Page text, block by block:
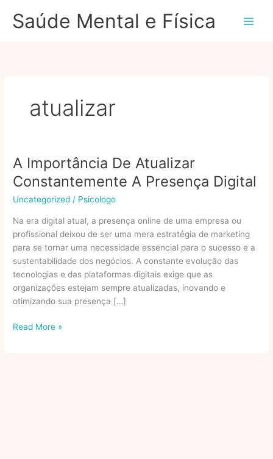
paraSaúde Mental e Física
atualizar
A Importância De Atualizar
Constantemente A Presença Digital
Uncategorized / Psicologo
Na era digital atual, a presença online de uma empresa ou
profissional deixou de ser uma mera estratégia de marketing
para se tornar uma necessidade essencial para o sucesso e a
sustentabilidade dos negócios. A constante evolução das
tecnologias e das plataformas digitais exige que as
organizações estejam sempre atualizadas, inovando e
otimizando sua presença […]
A
Read More »